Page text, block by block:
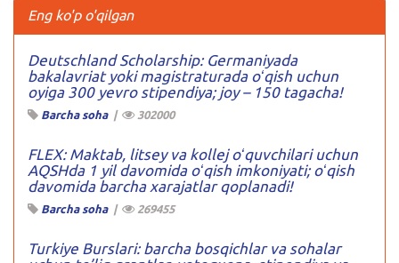
Eng ko'p o'qilgan
Deutschland Scholarship: Germaniyada
bakalavriat yoki magistraturada oʻqish uchun
oyiga 300 yevro stipendiya; joy – 150 tagacha!
Barcha soha| 302000
FLEX: Maktab, litsey va kollej oʻquvchilari uchun
AQSHda 1 yil davomida oʻqish imkoniyati; oʻqish
davomida barcha xarajatlar qoplanadi!
Barcha soha| 269455
Turkiye Burslari: barcha bosqichlar va sohalar